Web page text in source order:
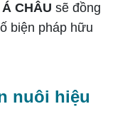
CHÂU sẽ đồng
biện pháp hữu
nuôi hiệu